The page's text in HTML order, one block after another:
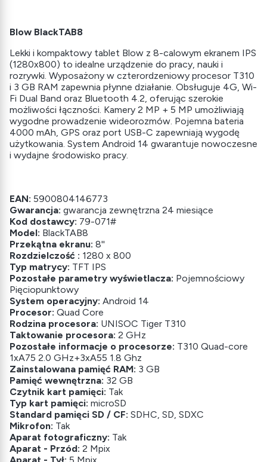
Blow BlackTAB8
Lekki i kompaktowy tablet Blow z 8-calowym ekranem IPS
(1280x800) to idealne urządzenie do pracy, nauki i
rozrywki. Wyposażony w czterordzeniowy procesor T310
i 3 GB RAM zapewnia płynne działanie. Obsługuje 4G, Wi-
Fi Dual Band oraz Bluetooth 4.2, oferując szerokie
możliwości łączności. Kamery 2 MP + 5 MP umożliwiają
wygodne prowadzenie wideorozmów. Pojemna bateria
4000 mAh, GPS oraz port USB-C zapewniają wygodę
użytkowania. System Android 14 gwarantuje nowoczesne
i wydajne środowisko pracy.
EAN: 5900804146773
Gwarancja: gwarancja zewnętrzna 24 miesiące
Kod dostawcy: 79-071#
Model: BlackTAB8
Przekątna ekranu: 8''
Rozdzielczość : 1280 x 800
Typ matrycy: TFT IPS
Pozostałe parametry wyświetlacza: Pojemnościowy
Pięciopunktowy
System operacyjny: Android 14
Procesor: Quad Core
Rodzina procesora: UNISOC Tiger T310
Taktowanie procesora: 2 GHz
Pozostałe informacje o procesorze: T310 Quad-core
1xA75 2.0 GHz+3xA55 1.8 Ghz
Zainstalowana pamięć RAM: 3 GB
Pamięć wewnętrzna: 32 GB
Czytnik kart pamięci: Tak
Typ kart pamięci: microSD
Standard pamięci SD / CF: SDHC, SD, SDXC
Mikrofon: Tak
Aparat fotograficzny: Tak
Aparat - Przód: 2 Mpix